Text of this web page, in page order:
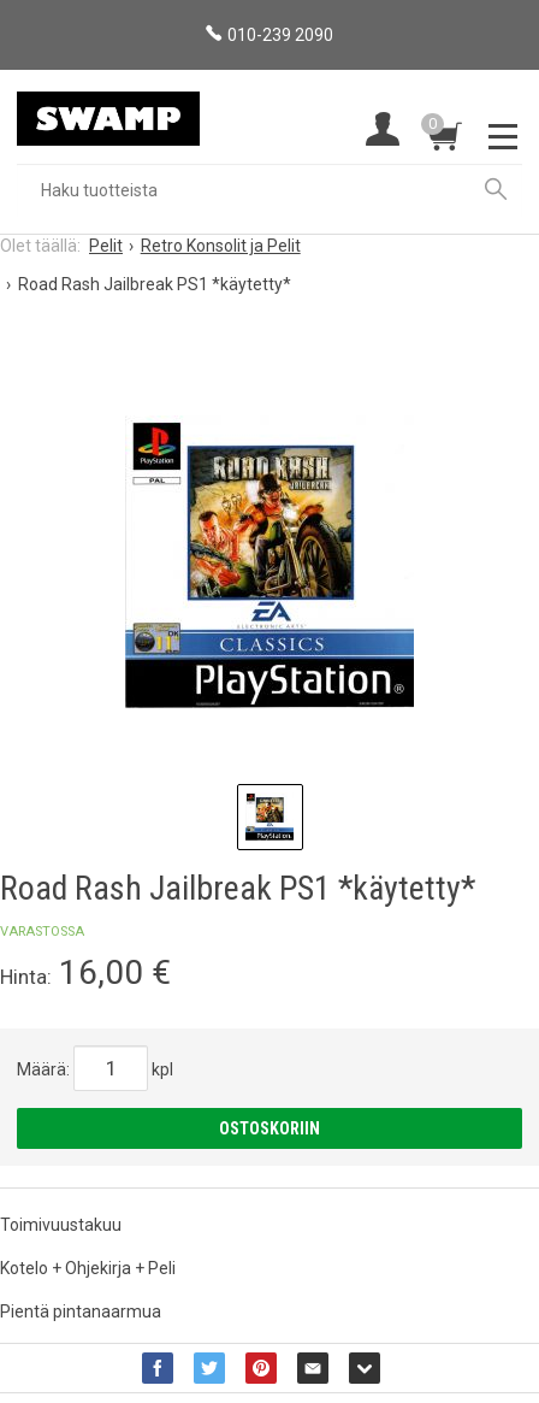
010-239 2090
0
Pelit
Retro Konsolit ja Pelit
Road Rash Jailbreak PS1 *käytetty*
Road Rash Jailbreak PS1 *käytetty*
VARASTOSSA
Hinta: 16,00 €
Määrä: kpl
OSTOSKORIIN
Toimivuustakuu
Kotelo + Ohjekirja + Peli
Pientä pintanaarmua